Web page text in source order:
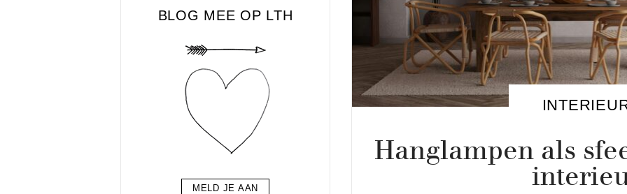
BLOG MEE OP LTH
MELD JE AAN
Hanglampen als